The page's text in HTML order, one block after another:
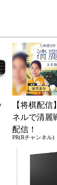
【将棋配信
ネルで清麗
配信！
PR(Rチャンネル)